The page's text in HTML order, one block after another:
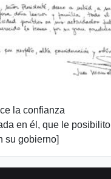
la confianza
en él, que le posibilito
su gobierno]